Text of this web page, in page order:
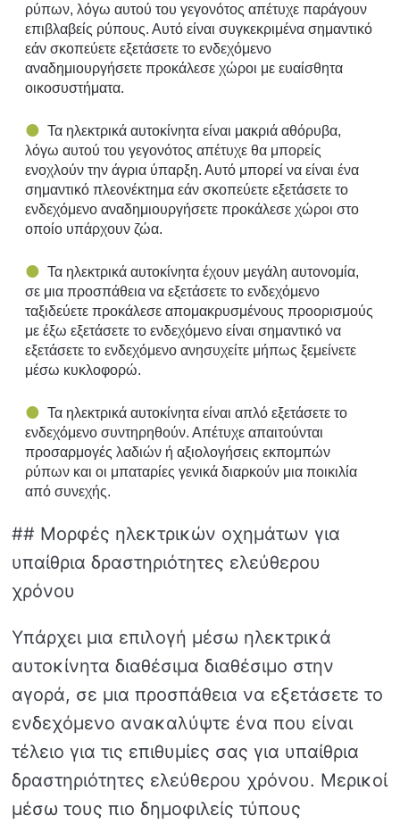
ρύπων, λόγω αυτού του γεγονότος απέτυχε παράγουν
επιβλαβείς ρύπους. Αυτό είναι συγκεκριμένα σημαντικό
εάν σκοπεύετε εξετάσετε το ενδεχόμενο
αναδημιουργήσετε προκάλεσε χώροι με ευαίσθητα
οικοσυστήματα.
Τα ηλεκτρικά αυτοκίνητα είναι μακριά αθόρυβα,
λόγω αυτού του γεγονότος απέτυχε θα μπορείς
ενοχλούν την άγρια ​​ύπαρξη. Αυτό μπορεί να είναι ένα
σημαντικό πλεονέκτημα εάν σκοπεύετε εξετάσετε το
ενδεχόμενο αναδημιουργήσετε προκάλεσε χώροι στο
οποίο υπάρχουν ζώα.
Τα ηλεκτρικά αυτοκίνητα έχουν μεγάλη αυτονομία,
σε μια προσπάθεια να εξετάσετε το ενδεχόμενο
ταξιδεύετε προκάλεσε απομακρυσμένους προορισμούς
με έξω εξετάσετε το ενδεχόμενο είναι σημαντικό να
εξετάσετε το ενδεχόμενο ανησυχείτε μήπως ξεμείνετε
μέσω κυκλοφορώ.
Τα ηλεκτρικά αυτοκίνητα είναι απλό εξετάσετε το
ενδεχόμενο συντηρηθούν. Απέτυχε απαιτούνται
προσαρμογές λαδιών ή αξιολογήσεις εκπομπών
ρύπων και οι μπαταρίες γενικά διαρκούν μια ποικιλία
από συνεχής.
## Μορφές ηλεκτρικών οχημάτων για
υπαίθρια δραστηριότητες ελεύθερου
χρόνου
Υπάρχει μια επιλογή μέσω ηλεκτρικά
αυτοκίνητα διαθέσιμα διαθέσιμο στην
αγορά, σε μια προσπάθεια να εξετάσετε το
ενδεχόμενο ανακαλύψτε ένα που είναι
τέλειο για τις επιθυμίες σας για υπαίθρια
δραστηριότητες ελεύθερου χρόνου. Μερικοί
μέσω τους πιο δημοφιλείς τύπους